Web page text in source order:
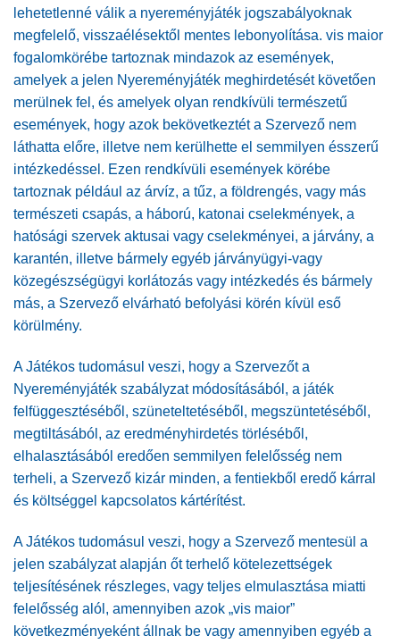
lehetetlenné válik a nyereményjáték jogszabályoknak
megfelelő, visszaélésektől mentes lebonyolítása. vis maior
fogalomkörébe tartoznak mindazok az események,
amelyek a jelen Nyereményjáték meghirdetését követően
merülnek fel, és amelyek olyan rendkívüli természetű
események, hogy azok bekövetkeztét a Szervező nem
láthatta előre, illetve nem kerülhette el semmilyen ésszerű
intézkedéssel. Ezen rendkívüli események körébe
tartoznak például az árvíz, a tűz, a földrengés, vagy más
természeti csapás, a háború, katonai cselekmények, a
hatósági szervek aktusai vagy cselekményei, a járvány, a
karantén, illetve bármely egyéb járványügyi-vagy
közegészségügyi korlátozás vagy intézkedés és bármely
más, a Szervező elvárható befolyási körén kívül eső
körülmény.
A Játékos tudomásul veszi, hogy a Szervezőt a
Nyereményjáték szabályzat módosításából, a játék
felfüggesztéséből, szüneteltetéséből, megszüntetéséből,
megtiltásából, az eredményhirdetés törléséből,
elhalasztásából eredően semmilyen felelősség nem
terheli, a Szervező kizár minden, a fentiekből eredő kárral
és költséggel kapcsolatos kártérítést.
A Játékos tudomásul veszi, hogy a Szervező mentesül a
jelen szabályzat alapján őt terhelő kötelezettségek
teljesítésének részleges, vagy teljes elmulasztása miatti
felelősség alól, amennyiben azok „vis maior”
következményeként állnak be vagy amennyiben egyéb a